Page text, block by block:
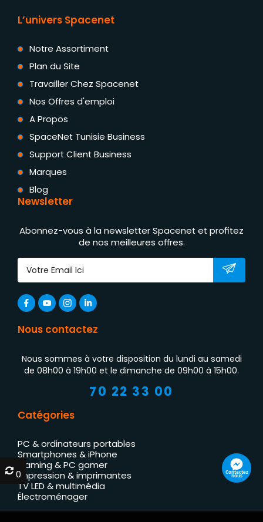
L’univers Spacenet
Notre Assortiment
Plan du Site
Travailler Chez Spacenet
Nos Offres d'emploi
A Propos
SpaceNet Tunisie Business
Support Client Business
Marques
Blog
Newsletter
Abonnez-vous à la newsletter Spacenet et profitez
de nos meilleures offres.
Nous contactez
Nous sommes à votre disposition du lundi au samedi
de 08h00 à 19h00 et le dimanche de 09h00 à 15h00.
70 22 33 00
Catégories
PC & ordinateurs portables
Smartphones & iPhone
Gaming & PC gamer
Impression & imprimantes
TV LED & multimédia
Électroménager
Contactez
nous
0
0